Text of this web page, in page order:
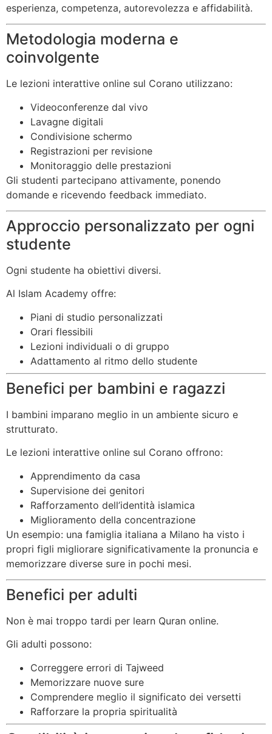
esperienza, competenza, autorevolezza e affidabilità.
Metodologia moderna e
coinvolgente
Le lezioni interattive online sul Corano utilizzano:
Videoconferenze dal vivo
Lavagne digitali
Condivisione schermo
Registrazioni per revisione
Monitoraggio delle prestazioni
Gli studenti partecipano attivamente, ponendo
domande e ricevendo feedback immediato.
Approccio personalizzato per ogni
studente
Ogni studente ha obiettivi diversi.
Al Islam Academy offre:
Piani di studio personalizzati
Orari flessibili
Lezioni individuali o di gruppo
Adattamento al ritmo dello studente
Benefici per bambini e ragazzi
I bambini imparano meglio in un ambiente sicuro e
strutturato.
Le lezioni interattive online sul Corano offrono:
Apprendimento da casa
Supervisione dei genitori
Rafforzamento dell’identità islamica
Miglioramento della concentrazione
Un esempio: una famiglia italiana a Milano ha visto i
propri figli migliorare significativamente la pronuncia e
memorizzare diverse sure in pochi mesi.
Benefici per adulti
Non è mai troppo tardi per learn Quran online.
Gli adulti possono:
Correggere errori di Tajweed
Memorizzare nuove sure
Comprendere meglio il significato dei versetti
Rafforzare la propria spiritualità